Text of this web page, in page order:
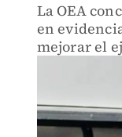
La OEA
en
mejorar el